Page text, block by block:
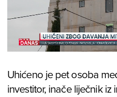
Unmute /
Loaded:
63.26%
Uhićeno je pet osoba
investitor, inače liječnik iz